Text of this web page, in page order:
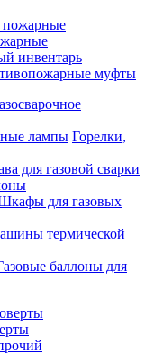
пожарные
инвентарь
муфты
Горелки,
для газовой сварки
для газовых
термической
баллоны для